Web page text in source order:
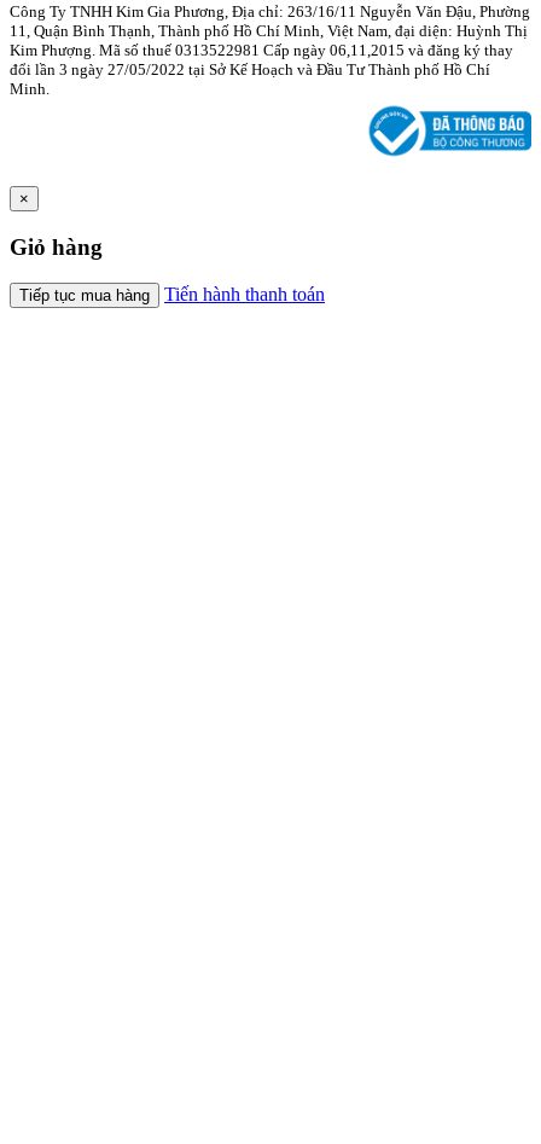
Công Ty TNHH Kim Gia Phương, Địa chỉ: 263/16/11 Nguyễn Văn Đậu, Phường
11, Quận Bình Thạnh, Thành phố Hồ Chí Minh, Việt Nam, đại diện: Huỳnh Thị
Kim Phượng. Mã số thuế 0313522981 Cấp ngày 06,11,2015 và đăng ký thay
đổi lần 3 ngày 27/05/2022 tại Sở Kế Hoạch và Đầu Tư Thành phố Hồ Chí
Minh.
×
Giỏ hàng
Tiếp tục mua hàng Tiến hành thanh toán